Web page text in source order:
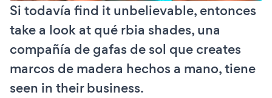
Si todavía find it unbelievable, entonces
take a look at qué rbia shades, una
compañía de gafas de sol que creates
marcos de madera hechos a mano, tiene
seen in their business.